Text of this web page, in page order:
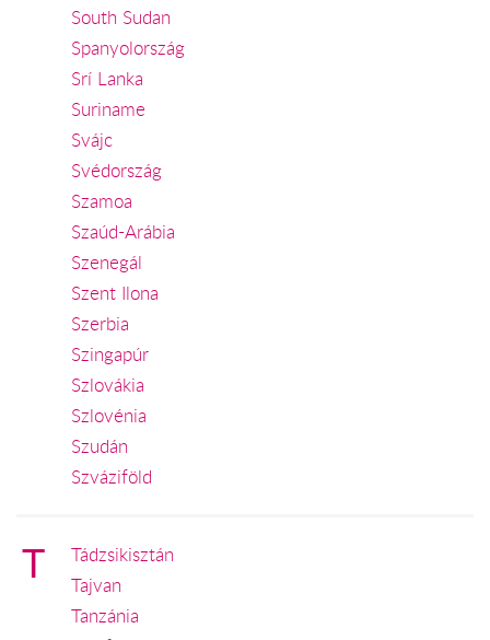
South Sudan
Spanyolország
Srí Lanka
Suriname
Svájc
Svédország
Szamoa
Szaúd-Arábia
Szenegál
Szent Ilona
Szerbia
Szingapúr
Szlovákia
Szlovénia
Szudán
Szváziföld
T
Tádzsikisztán
Tajvan
Tanzánia